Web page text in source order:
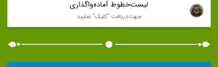
لیست‌خطوط آماده‌واگذاری
جهت‌دريافت "كليک" نماييد